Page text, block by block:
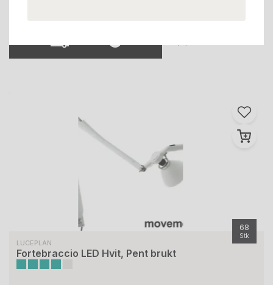
68
Stk
LUCEPLAN
Fortebraccio LED Hvit, Pent brukt